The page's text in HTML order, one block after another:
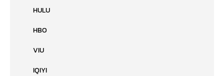
HULU
HBO
VIU
IQIYI